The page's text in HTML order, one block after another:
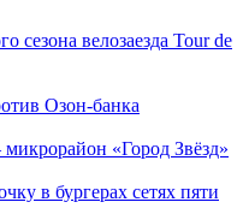
сезона велозаезда Tour de
Озон-банка
«Город Звёзд»
в бургерах сетях пяти